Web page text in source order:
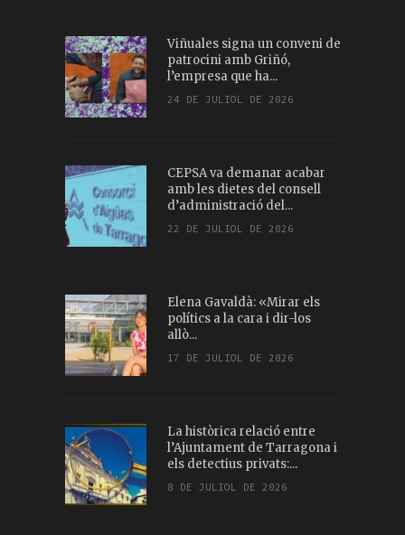
Viñuales signa un conveni de
patrocini amb Griñó,
l’empresa que ha...
24 DE JULIOL DE 2026
CEPSA va demanar acabar
amb les dietes del consell
d’administració del...
22 DE JULIOL DE 2026
Elena Gavaldà: «Mirar els
polítics a la cara i dir-los
allò...
17 DE JULIOL DE 2026
La històrica relació entre
l’Ajuntament de Tarragona i
els detectius privats:...
8 DE JULIOL DE 2026